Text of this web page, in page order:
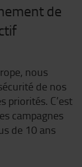
de
nous
de nos
priorités. C’est
campagnes
de 10 ans